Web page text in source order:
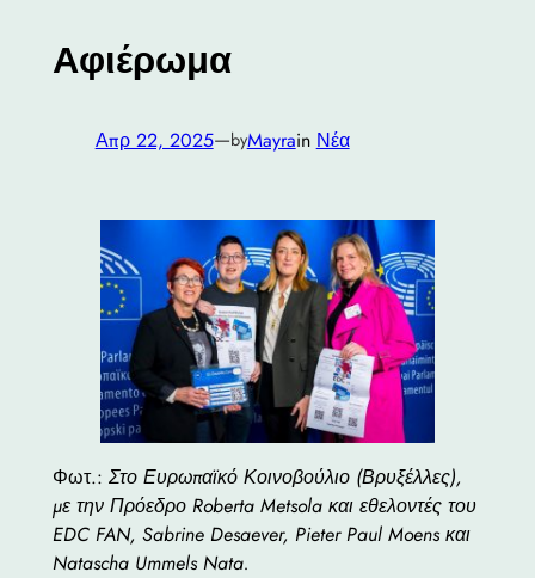
Αφιέρωμα
Απρ 22, 2025—byMayrain Νέα
Φωτ.: Στο Ευρωπαϊκό Κοινοβούλιο (Βρυξέλλες),
με την Πρόεδρο Roberta Metsola και εθελοντές του
EDC FAN, Sabrine Desaever, Pieter Paul Moens και
Natascha Ummels Nata.